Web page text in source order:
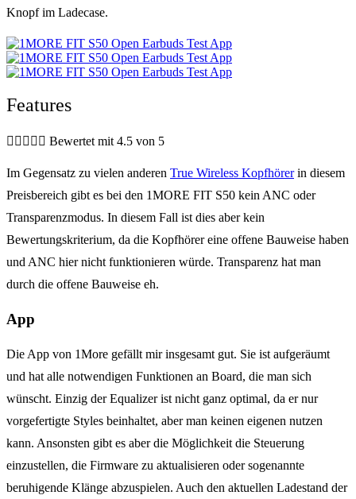
Knopf im Ladecase.
Features
     Bewertet mit 4.5 von 5
Im Gegensatz zu vielen anderen True Wireless Kopfhörerin diesem
Preisbereich gibt es bei den 1MORE FIT S50 kein ANC oder
Transparenzmodus. In diesem Fall ist dies aber kein
Bewertungskriterium, da die Kopfhörer eine offene Bauweise haben
und ANC hier nicht funktionieren würde. Transparenz hat man
durch die offene Bauweise eh.
App
Die App von 1More gefällt mir insgesamt gut. Sie ist aufgeräumt
und hat alle notwendigen Funktionen an Board, die man sich
wünscht. Einzig der Equalizer ist nicht ganz optimal, da er nur
vorgefertigte Styles beinhaltet, aber man keinen eigenen nutzen
kann. Ansonsten gibt es aber die Möglichkeit die Steuerung
einzustellen, die Firmware zu aktualisieren oder sogenannte
beruhigende Klänge abzuspielen. Auch den aktuellen Ladestand der